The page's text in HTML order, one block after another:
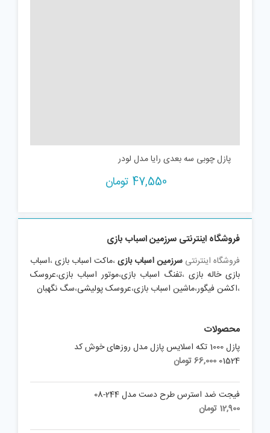
پازل چوبی سه بعدی رایا مدل لودر
47,550 تومان
فروشگاه اینترنتی سرزمین اسباب بازی
فروشگاه اینترنتی سرزمین اسباب بازی،ماکت اسباب بازی،اسباب
بازی خاله بازی ،تفنگ اسباب بازی،موتور اسباب بازی،عروسک
،اکشن فیگور،ماشین اسباب بازی،عروسک پولیشی،سگ نگهبان
محصولات
پازل 1000 تکه اسلايس پازل مدل روزهای خوش کد
01524
66,000تومان
فیجت ضد استرس طرح دست مدل 244-08
12,900 تومان